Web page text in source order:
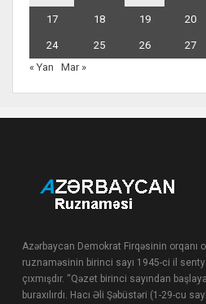
17 18 19 20
24 25 26 27
« Yan
Mar »
Azərbaycan Demokrat Firqəsinin orqanı
ruznaməsinin birinci sayı 1945-ci il
çıxmışdır. “Qəzet birinci sayından
buraxılırdı. Hacı Əli Şəbüstəri (1-29-cu